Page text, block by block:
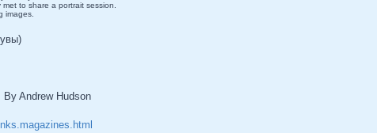
to share a portrait session.
images.
Andrew Hudson